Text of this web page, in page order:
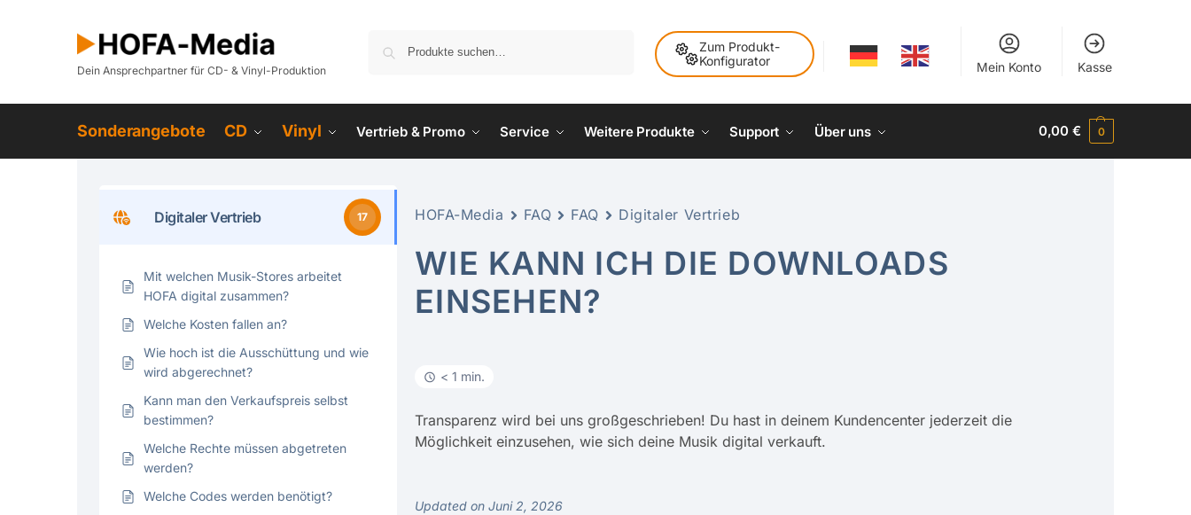
Dein Ansprechpartner für CD- & Vinyl-Produktion
Zum Produkt-
Konfigurator
Mein Konto Kasse
Sonderangebote CD Vinyl Vertrieb & Promo Service Weitere Produkte Support Über uns 0,00€ 0
Digitaler Vertrieb 17
Mit welchen Musik-Stores arbeitet
HOFA digital zusammen?
Welche Kosten fallen an?
Wie hoch ist die Ausschüttung und wie
wird abgerechnet?
Kann man den Verkaufspreis selbst
bestimmen?
Welche Rechte müssen abgetreten
werden?
Welche Codes werden benötigt?
HOFA-Media FAQ FAQ Digitaler Vertrieb
WIE KANN ICH DIE DOWNLOADS
EINSEHEN?
< 1 min.
Transparenz wird bei uns großgeschrieben! Du hast in deinem Kundencenter jederzeit die
Möglichkeit einzusehen, wie sich deine Musik digital verkauft.
Updated on Juni 2, 2026